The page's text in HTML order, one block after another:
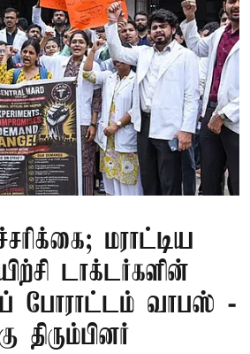
மராட்டிய
டாக்டர்களின்
போராட்டம் வாபஸ் -
திரும்பினர்